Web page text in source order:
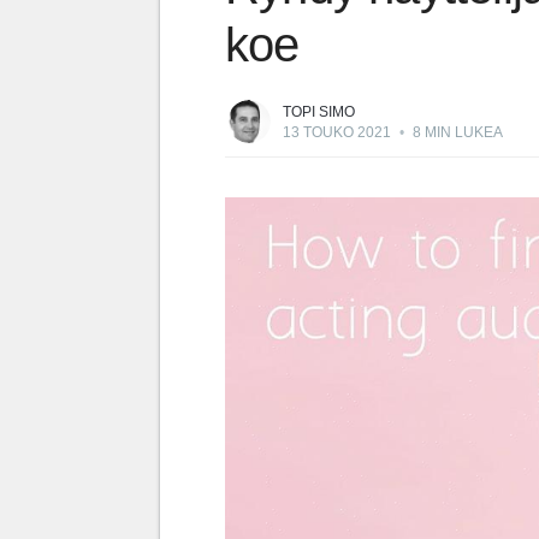
koe
TOPI SIMO
13 TOUKO 2021 • 8 MIN LUKEA